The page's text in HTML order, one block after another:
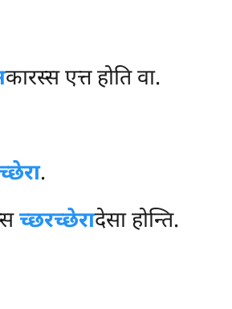
कारस्स एत्त होति वा.
.
च्छरच्छेरादेसा होन्ति.